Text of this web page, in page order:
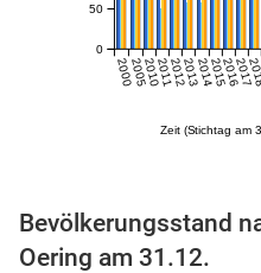
(Mikrozensus)
Zeit (Stichtag am
2000200520102011201220132014201520162017
0
50
Bevölkerungsstand
Oering am 31.12.